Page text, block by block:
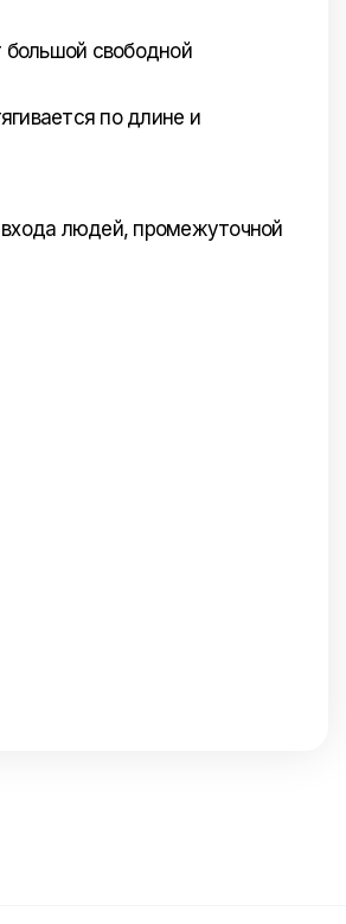
большой свободной
по длине и
людей, промежуточной